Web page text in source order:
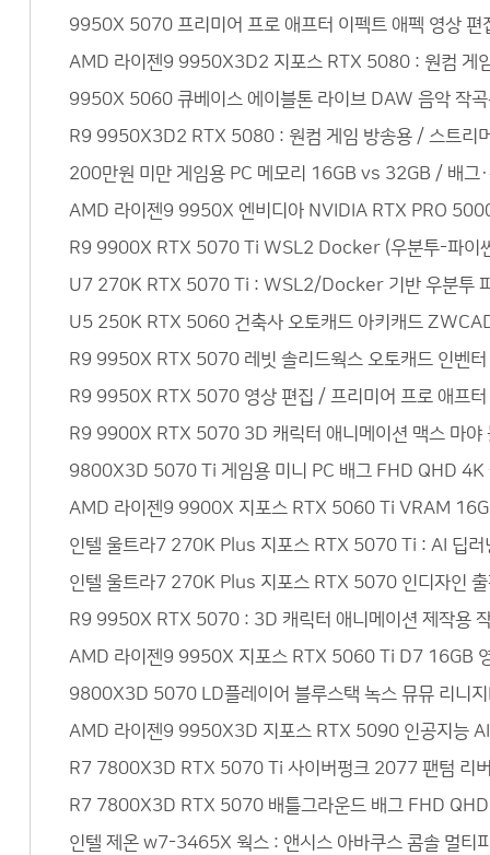
9950X 5070 프리미어 프로 애프터 이펙트 애펙 영상 편
AMD 라이젠9 9950X3D2 지포스 RTX 5080 : 원컴 게
9950X 5060 큐베이스 에이블톤 라이브 DAW 음악 작
R9 9950X3D2 RTX 5080 : 원컴 게임 방송용 / 스트리
200만원 미만 게임용 PC 메모리 16GB vs 32GB / 배그
AMD 라이젠9 9950X 엔비디아 NVIDIA RTX PRO
R9 9900X RTX 5070 Ti WSL2 Docker (우분투-파이
U7 270K RTX 5070 Ti : WSL2/Docker 기반 우분투 파
U5 250K RTX 5060 건축사 오토캐드 아키캐드
R9 9950X RTX 5070 레빗 솔리드웍스 오토캐드 인벤
R9 9950X RTX 5070 영상 편집 / 프리미어 프로 애프터
R9 9900X RTX 5070 3D 캐릭터 애니메이션 맥스 마야
9800X3D 5070 Ti 게임용 미니 PC 배그 FHD QHD 4K
AMD 라이젠9 9900X 지포스 RTX 5060 Ti VRAM
인텔 울트라7 270K Plus 지포스 RTX 5070 Ti : AI 딥러
인텔 울트라7 270K Plus 지포스 RTX 5070 인디자인
R9 9950X RTX 5070 : 3D 캐릭터 애니메이션 제작용
AMD 라이젠9 9950X 지포스 RTX 5060 Ti D7 16GB
9800X3D 5070 LD플레이어 블루스택 녹스 뮤뮤 리니
AMD 라이젠9 9950X3D 지포스 RTX 5090 인공지능 AI
R7 7800X3D RTX 5070 Ti 사이버펑크 2077 팬텀 리
R7 7800X3D RTX 5070 배틀그라운드 배그 FHD QHD
인텔 제온 w7-3465X 웍스 : 앤시스 아바쿠스 콤솔 멀티